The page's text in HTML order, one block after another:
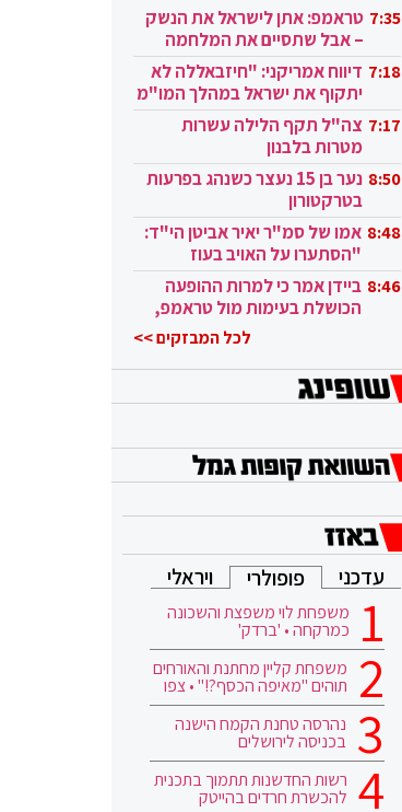
7:35 טראמפ: אתן לישראל את הנשק
– אבל שתסיים את המלחמה
בעזה 7:18 דיווח אמריקני: "חיזבאללה לא
יתקוף את ישראל במהלך המו"מ
בקטאר" 7:17 צה"ל תקף הלילה עשרות
מטרות בלבנון
8:50
נער בן 15 נעצר כשנהג בפרעות
בטרקטורון
8:48 אמו של סמ"ר יאיר אביטן הי"ד:
"הסתערו על האויב בעוז
ובגבורה" 8:46 ביידן אמר כי למרות ההופעה
הכושלת בעימות מול טראמפ,
לכל המבזקים >>
עדכני פופולרי ויראלי
משפחת לוי משפצת והשכונה
כמרקחה • 'ברדק'
משפחת קליין מחתנת והאורחים
תוהים "מאיפה הכסף?!" • צפו
נהרסה טחנת הקמח הישנה
בכניסה לירושלים
רשות החדשנות תתמוך בתכנית
להכשרת חרדים בהייטק